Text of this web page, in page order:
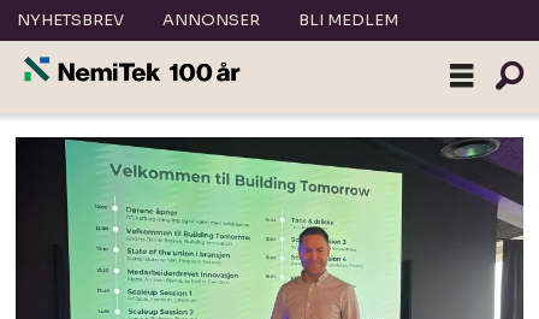
NYHETSBREV ANNONSER BLI MEDLEM
Tag:
samspill